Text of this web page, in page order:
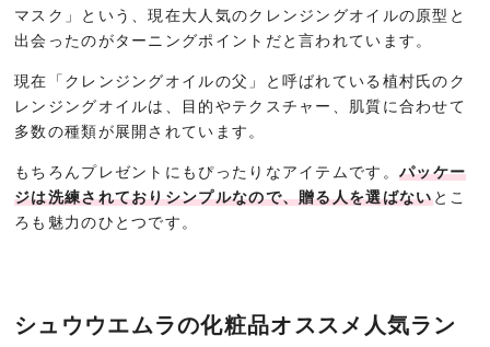
マスク」という、現在大人気のクレンジングオイルの原型と
出会ったのがターニングポイントだと言われています。
現在「クレンジングオイルの父」と呼ばれている植村氏のク
レンジングオイルは、目的やテクスチャー、肌質に合わせて
多数の種類が展開されています。
もちろんプレゼントにもぴったりなアイテムです。 パッケー
ジは洗練されておりシンプルなので、贈る人を選ばないとこ
ろも魅力のひとつです。
シュウウエムラの化粧品オススメ人気ラン